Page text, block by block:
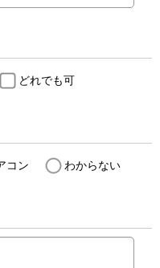
どれでも可
コン わからない